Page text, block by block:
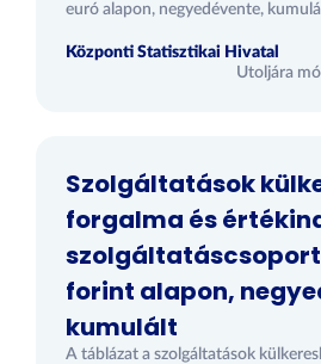
euró alapon, negyedévente,
Központi Statisztikai Hivatal
Utoljára
Szolgáltatások
forgalma és
forint alapon,
kumulált
A táblázat a szolgáltatások